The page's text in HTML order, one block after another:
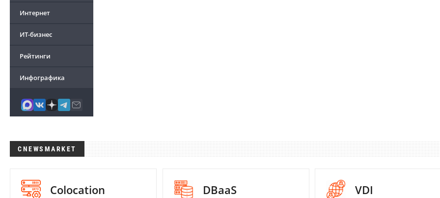
Интернет
ИТ-бизнес
Рейтинги
Инфографика
CNEWSMARKET
Colocation DBaaS VDI